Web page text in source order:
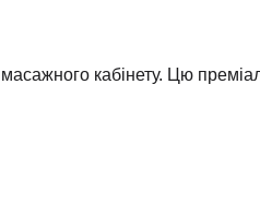
кабінету. Цю